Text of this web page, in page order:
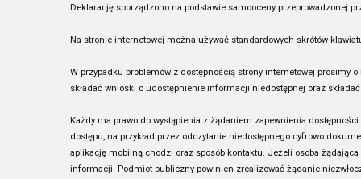
Deklarację sporządzono na podstawie samooceny przeprowadzonej
Na stronie internetowej można używać standardowych skrótów
W przypadku problemów z dostępnością strony internetowej prosimy o
składać wnioski o udostępnienie informacji niedostępnej oraz
Każdy ma prawo do wystąpienia z żądaniem zapewnienia
dostępu, na przykład przez odczytanie niedostępnego cyfrowo
aplikację mobilną chodzi oraz sposób kontaktu. Jeżeli osoba
informacji. Podmiot publiczny powinien zrealizować żądanie